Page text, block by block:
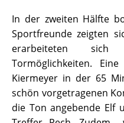
In der zweiten Hälfte
Sportfreunde zeigten
erarbeiteten sich
Tormöglichkeiten.
Kiermeyer in der 65
schön vorgetragenen
die Ton angebende Elf